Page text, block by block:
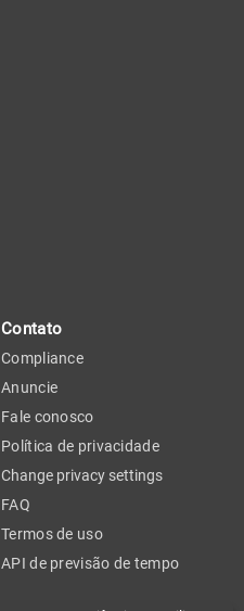
Contato
Compliance
Anuncie
Fale conosco
Política de privacidade
Change privacy settings
FAQ
Termos de uso
API de previsão de tempo